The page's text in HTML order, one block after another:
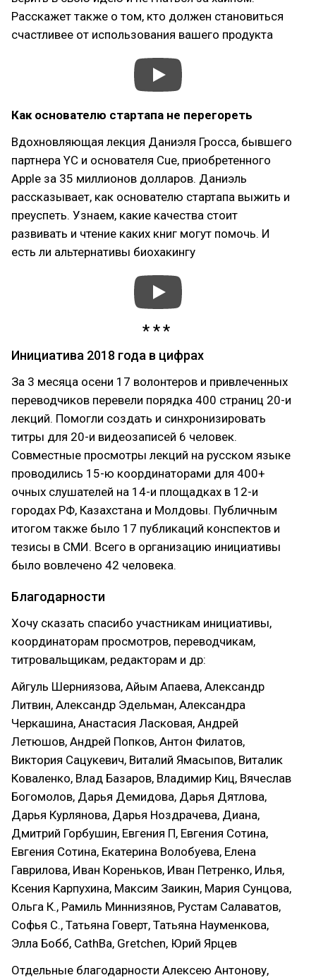
Расскажет также о том, кто должен становиться
счастливее от использования вашего продукта
Как основателю стартапа не перегореть
Вдохновляющая лекция Даниэля Гросса, бывшего
партнера YC и основателя Сue, приобретенного
Apple за 35 миллионов долларов. Даниэль
рассказывает, как основателю стартапа выжить и
преуспеть. Узнаем, какие качества стоит
развивать и чтение каких книг могут помочь. И
есть ли альтернативы биохакингу
Инициатива 2018 года в цифрах
За 3 месяца осени 17 волонтеров и привлеченных
переводчиков перевели порядка 400 страниц 20-и
лекций. Помогли создать и синхронизировать
титры для 20-и видеозаписей 6 человек.
Совместные просмотры лекций на русском языке
проводились 15-ю координаторами для 400+
очных слушателей на 14-и площадках в 12-и
городах РФ, Казахстана и Молдовы. Публичным
итогом также было 17 публикаций конспектов и
тезисы в СМИ. Всего в организацию инициативы
было вовлечено 42 человека.
Благодарности
Хочу сказать спасибо участникам инициативы,
координаторам просмотров, переводчикам,
титровальщикам, редакторам и др:
Айгуль Шерниязова, Айым Апаева, Александр
Литвин, Александр Эдельман, Александра
Черкашина, Анастасия Ласковая, Андрей
Летюшов, Андрей Попков, Антон Филатов,
Виктория Сацукевич, Виталий Ямасыпов, Виталик
Коваленко, Влад Базаров, Владимир Киц, Вячеслав
Богомолов, Дарья Демидова, Дарья Дятлова,
Дарья Курлянова, Дарья Ноздрачева, Диана,
Дмитрий Горбушин, Евгения П, Евгения Сотина,
Евгения Сотина, Екатерина Волобуева, Елена
Гаврилова, Иван Кореньков, Иван Петренко, Илья,
Ксения Карпухина, Максим Заикин, Мария Сунцова,
Ольга К., Рамиль Миннизянов, Рустам Салаватов,
Софья С., Татьяна Говерт, Татьяна Науменкова,
Элла Бобб, CathBa, Gretchen, Юрий Ярцев
Отдельные благодарности Алексею Антонову,